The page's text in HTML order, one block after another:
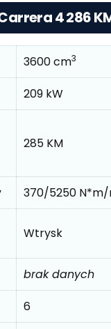
Carrera 4 286
3600 cm3
209 kW
285 KM
370/5250
Wtrysk
brak danych
6